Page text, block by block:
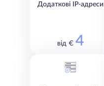
Додаткові IP-адреси
від € 4